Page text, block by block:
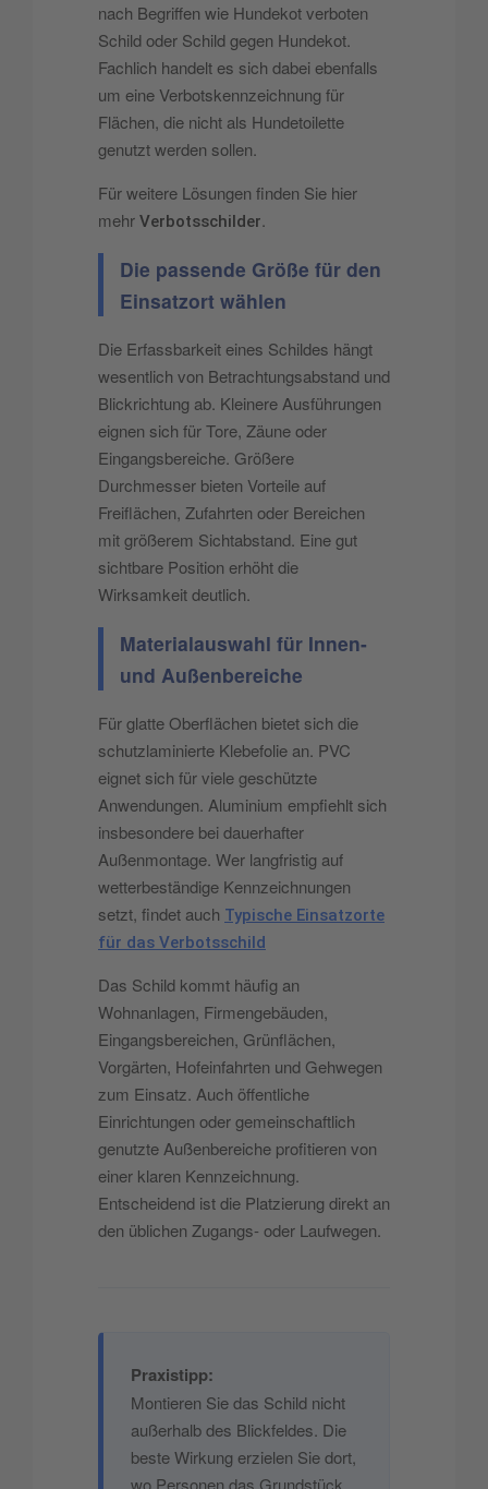
nach Begriffen wie Hundekot verboten
Schild oder Schild gegen Hundekot.
Fachlich handelt es sich dabei ebenfalls
um eine Verbotskennzeichnung für
Flächen, die nicht als Hundetoilette
genutzt werden sollen.
Für weitere Lösungen finden Sie hier
mehr Verbotsschilder.
Die passende Größe für den
Einsatzort wählen
Die Erfassbarkeit eines Schildes hängt
wesentlich von Betrachtungsabstand und
Blickrichtung ab. Kleinere Ausführungen
eignen sich für Tore, Zäune oder
Eingangsbereiche. Größere
Durchmesser bieten Vorteile auf
Freiflächen, Zufahrten oder Bereichen
mit größerem Sichtabstand. Eine gut
sichtbare Position erhöht die
Wirksamkeit deutlich.
Materialauswahl für Innen-
und Außenbereiche
Für glatte Oberflächen bietet sich die
schutzlaminierte Klebefolie an. PVC
eignet sich für viele geschützte
Anwendungen. Aluminium empfiehlt sich
insbesondere bei dauerhafter
Außenmontage. Wer langfristig auf
wetterbeständige Kennzeichnungen
setzt, findet auch Typische Einsatzorte
für das Verbotsschild
Das Schild kommt häufig an
Wohnanlagen, Firmengebäuden,
Eingangsbereichen, Grünflächen,
Vorgärten, Hofeinfahrten und Gehwegen
zum Einsatz. Auch öffentliche
Einrichtungen oder gemeinschaftlich
genutzte Außenbereiche profitieren von
einer klaren Kennzeichnung.
Entscheidend ist die Platzierung direkt an
den üblichen Zugangs- oder Laufwegen.
Praxistipp:
Montieren Sie das Schild nicht
außerhalb des Blickfeldes. Die
beste Wirkung erzielen Sie dort,
wo Personen das Grundstück